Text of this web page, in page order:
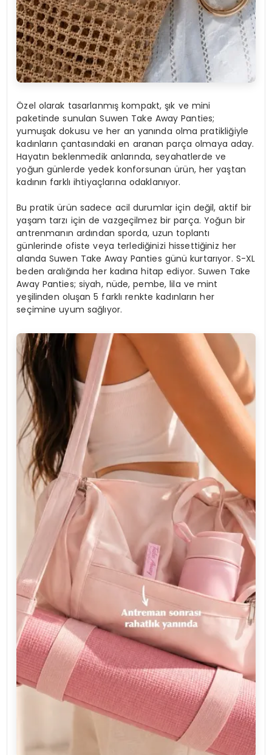
Özel olarak tasarlanmış kompakt, şık ve mini
paketinde sunulan Suwen Take Away Panties;
yumuşak dokusu ve her an yanında olma pratikliğiyle
kadınların çantasındaki en aranan parça olmaya aday.
Hayatın beklenmedik anlarında, seyahatlerde ve
yoğun günlerde yedek konforsunan ürün, her yaştan
kadının farklı ihtiyaçlarına odaklanıyor.
Bu pratik ürün sadece acil durumlar için değil, aktif bir
yaşam tarzı için de vazgeçilmez bir parça. Yoğun bir
antrenmanın ardından sporda, uzun toplantı
günlerinde ofiste veya terlediğinizi hissettiğiniz her
alanda Suwen Take Away Panties günü kurtarıyor. S-XL
beden aralığında her kadına hitap ediyor. Suwen Take
Away Panties; siyah, nüde, pembe, lila ve mint
yeşilinden oluşan 5 farklı renkte kadınların her
seçimine uyum sağlıyor.